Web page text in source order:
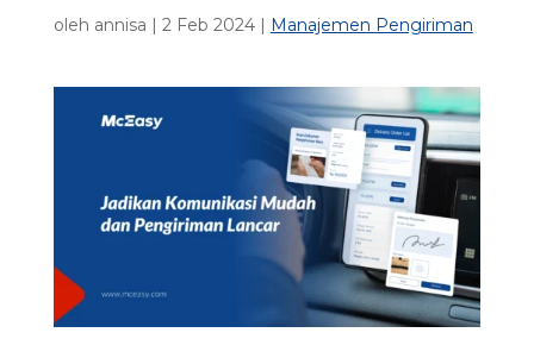
oleh annisa | 2 Feb 2024| Manajemen Pengiriman